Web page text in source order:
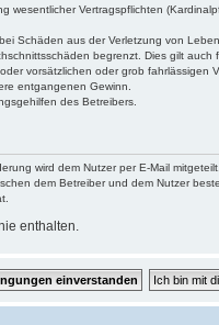
Vertragspflichten
Schäden aus der Verletzung von
begrenzt. Dies gilt
vorsätzlichen oder grob
entgangenen Gewinn.
des Betreibers.
wird dem Nutzer per E-Mail mitgeteilt.
dem Betreiber und dem Nutzer
enthalten.